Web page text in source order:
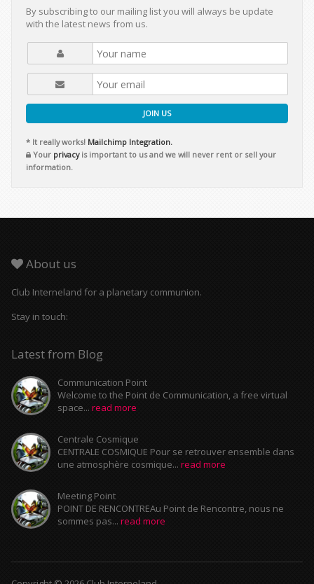
By subscribing to our mailing list you will always be update
with the latest news from us.
JOIN US
* It really works! Mailchimp Integration.
Your privacyis important to us and we will never rent or sell your
information.
About us
Club Interneland for a planetary communion.
Stay in touch:
Latest from Blog
Communication Point
Welcome to the Point de Communication, a free virtual
space... read more
Centrale Cosmique
CENTRALE COSMIQUE Pour se retrouver ensemble dans
une atmosphère cosmique... read more
Meeting Point
POINT DE RENCONTREAu Point de Rencontre, nous ne
sommes pas... read more